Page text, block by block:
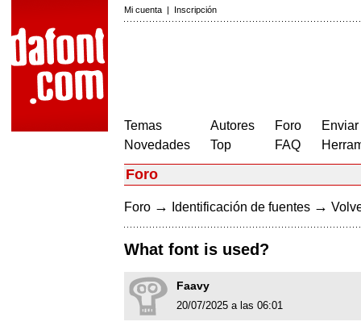
Mi cuenta | Inscripción
Temas
Novedades
Autores
Top
Foro
FAQ
Foro
Foro → Identificación de fuentes →
What font is used?
Faavy
20/07/2025 a las 06:01